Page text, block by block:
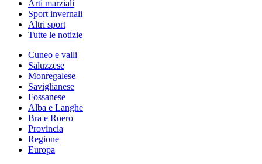
Arti marziali
Sport invernali
Altri sport
Tutte le notizie
Cuneo e valli
Saluzzese
Monregalese
Saviglianese
Fossanese
Alba e Langhe
Bra e Roero
Provincia
Regione
Europa